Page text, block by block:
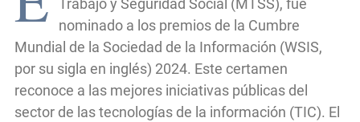
nominado a los premios de la Cumbre
Mundial de la Sociedad de la Información (WSIS,
por su sigla en inglés) 2024. Este certamen
reconoce a las mejores iniciativas públicas del
sector de las tecnologías de la información (TIC). El